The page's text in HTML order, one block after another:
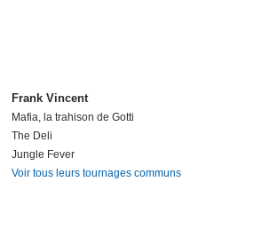
Frank Vincent
Mafia, la trahison de Gotti
The Deli
Jungle Fever
Voir tous leurs tournages communs